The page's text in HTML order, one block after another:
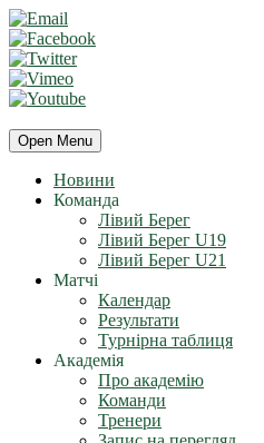
Open Menu
Новини
Команда
Лівий Берег
Лівий Берег U19
Лівий Берег U21
Матчі
Календар
Результати
Турнірна таблиця
Академія
Про академію
Команди
Тренери